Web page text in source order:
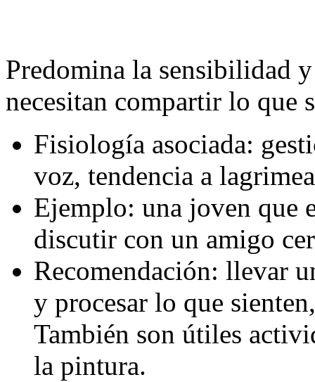
Predomina la sensibilidad
necesitan compartir lo que
Fisiología asociada:
voz, tendencia a
Ejemplo: una joven que
discutir con un amigo
Recomendación: llevar
y procesar lo que
También son útiles
la pintura.